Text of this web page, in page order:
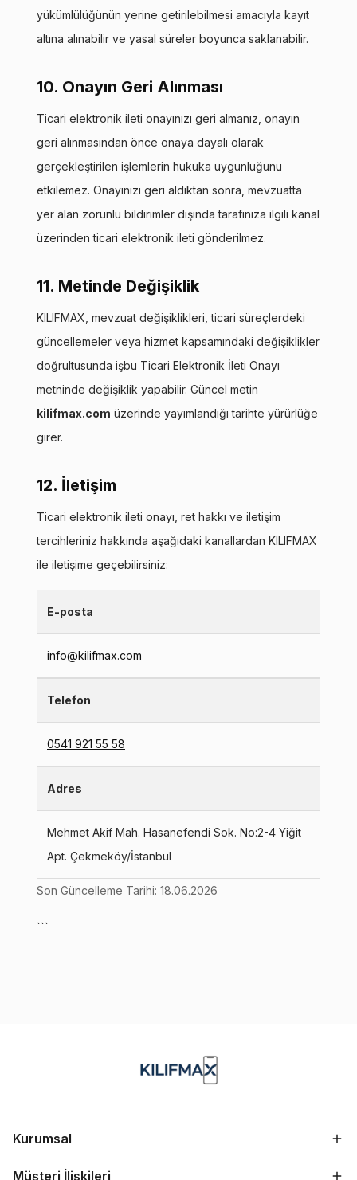
yükümlülüğünün yerine getirilebilmesi amacıyla kayıt
altına alınabilir ve yasal süreler boyunca saklanabilir.
10. Onayın Geri Alınması
Ticari elektronik ileti onayınızı geri almanız, onayın
geri alınmasından önce onaya dayalı olarak
gerçekleştirilen işlemlerin hukuka uygunluğunu
etkilemez. Onayınızı geri aldıktan sonra, mevzuatta
yer alan zorunlu bildirimler dışında tarafınıza ilgili kanal
üzerinden ticari elektronik ileti gönderilmez.
11. Metinde Değişiklik
KILIFMAX, mevzuat değişiklikleri, ticari süreçlerdeki
güncellemeler veya hizmet kapsamındaki değişiklikler
doğrultusunda işbu Ticari Elektronik İleti Onayı
metninde değişiklik yapabilir. Güncel metin
kilifmax.com üzerinde yayımlandığı tarihte yürürlüğe
girer.
12. İletişim
Ticari elektronik ileti onayı, ret hakkı ve iletişim
tercihleriniz hakkında aşağıdaki kanallardan KILIFMAX
ile iletişime geçebilirsiniz:
E-posta
info@kilifmax.com
Telefon
0541 921 55 58
Adres
Mehmet Akif Mah. Hasanefendi Sok. No:2-4 Yiğit
Apt. Çekmeköy/İstanbul
Son Güncelleme Tarihi: 18.06.2026
```
Kurumsal
Müşteri İlişkileri